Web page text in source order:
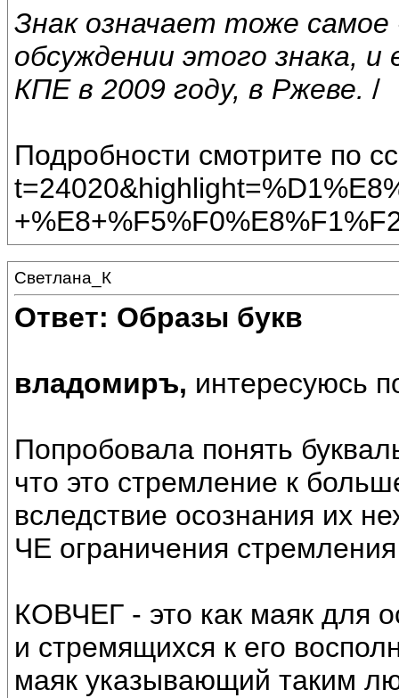
Знак означает тоже
обсуждении этого знака,
КПЕ в 2009 году, в Ржеве. /
Подробности смотрите по
Светлана_К
Ответ: Образы букв
владомиръ, интересуюсь
Попробовала понять
что это стремление к
вследствие осознания их
ЧЕ ограничения
КОВЧЕГ - это как маяк для
и стремящихся к его
маяк указывающий таким